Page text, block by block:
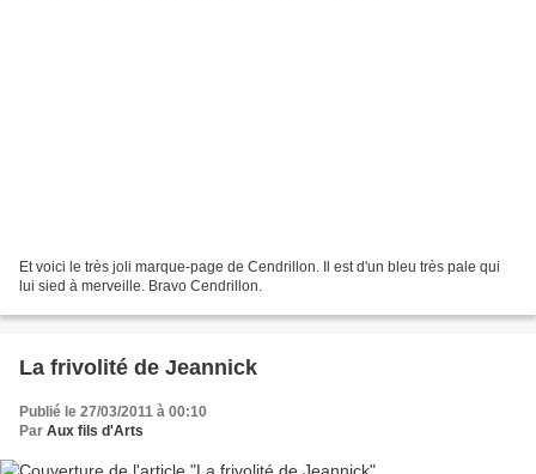
Et voici le très joli marque-page de Cendrillon. Il est d'un bleu très pale qui
lui sied à merveille. Bravo Cendrillon.
La frivolité de Jeannick
Publié le 27/03/2011 à 00:10
Par Aux fils d'Arts